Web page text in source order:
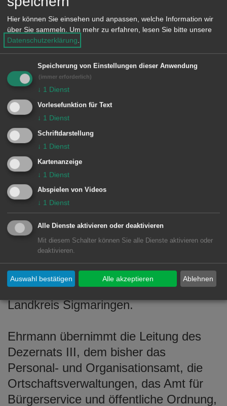
Grünflächenbetrieb.
Bürgermeister für Allgemeine
Verwaltung, Schule, Bildung, Ordnung
und Soziales wurde der 52-jährige Karl-
Heinrich Ehrmann. Neben ihm standen
weitere vier Kandidaten zur Wahl. Nach
Abschluss des Studiums zum
gehobenen Verwaltungsdienst an der
FH für öffentliche Verwaltung in
Ludwigsburg im Jahr 1988 war er beim
Landratsamt Hohenlohekreis
Sachbearbeiter bei der
Kommunalaufsicht und von 1991 bis
2007 Persönlicher Referent des
Landrats. Von 2007 bis 2010 leitete er
und seit Juli 2010 ist er Erster
Beigeordneter der Stadt Mengen im
Landkreis Sigmaringen.
Ehrmann übernimmt die Leitung des
Dezernats III, dem bisher das
Personal- und Organisationsamt, die
Ortschaftsverwaltungen, das Amt für
Bürgerservice und öffentliche Ordnung,
Hier können Sie einsehen und anpassen, welche Information wir
über Sie sammeln. Um mehr zu erfahren, lesen Sie bitte unsere
Datenschutzerklärung.
Speicherung von Einstellungen dieser Anwendung
(immer erforderlich)
↓ 1 Dienst
Vorlesefunktion für Text
↓ 1 Dienst
Schriftdarstellung
↓ 1 Dienst
Kartenanzeige
↓ 1 Dienst
Abspielen von Videos
↓ 1 Dienst
Alle Dienste aktivieren oder deaktivieren
Mit diesem Schalter können Sie alle Dienste aktivieren oder
deaktivieren.
Ablehnen
Auswahl bestätigen Alle akzeptieren